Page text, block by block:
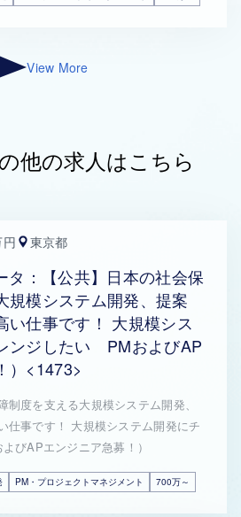
View More
他の求人はこちら
東京都
タ：【公共】日本の社会保
規模システム開発、提案
い仕事です！ 大規模シス
ンジしたい PMおよびAP
）<1473>
制度を支える大規模システム開発、
仕事です！ 大規模システム開発にチ
びAPエンジニア急募！）
PM・プロジェクトマネジメント 700万～